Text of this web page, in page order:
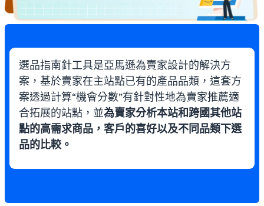
選品指南針工具是亞馬遜為賣家設計的解決方
案，基於賣家在主站點已有的產品品類，這套方
案透過計算“機會分數”有針對性地為賣家推薦適
合拓展的站點，並為賣家分析本站和跨國其他站
點的高需求商品，客戶的喜好以及不同品類下選
品的比較。